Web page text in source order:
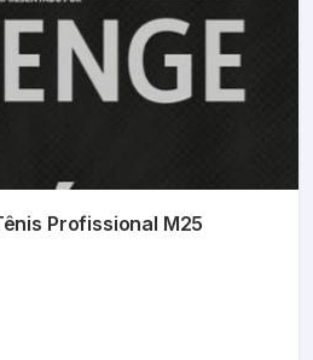
Profissional M25